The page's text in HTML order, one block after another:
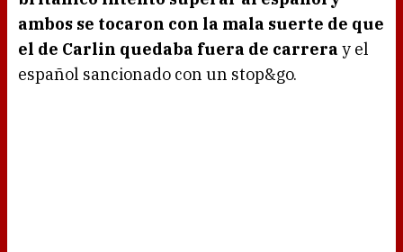
ambos se tocaron con la mala suerte de que
el de Carlin quedaba fuera de carrera y el
español sancionado con un stop&go.